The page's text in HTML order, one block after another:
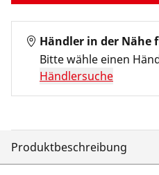
Händler in der Nähe
Bitte wähle einen
Händlersuche
Produktbeschreibung